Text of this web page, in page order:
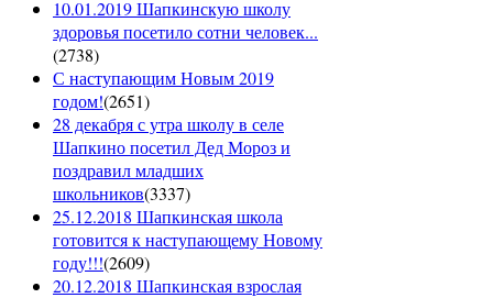
10.01.2019 Шапкинскую школу
здоровья посетило сотни человек...
(2738)
С наступающим Новым 2019
годом!(2651)
28 декабря с утра школу в селе
Шапкино посетил Дед Мороз и
поздравил младших
школьников(3337)
25.12.2018 Шапкинская школа
готовится к наступающему Новому
году!!!(2609)
20.12.2018 Шапкинская взрослая